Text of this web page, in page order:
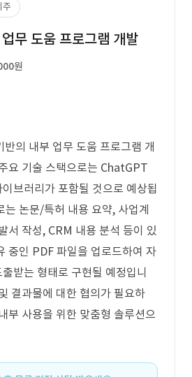
주
무 도움 프로그램 개발
원
의 내부 업무 도움 프로그램 개
요 기술 스택으로는 ChatGPT
브러리가 포함될 것으로 예상됩
는 논문/특허 내용 요약, 사업계
서 작성, CRM 내용 분석 등이 있
중인 PDF 파일을 업로드하여 자
받는 형태로 구현될 예정입니
결과물에 대한 협의가 필요하
부 사용을 위한 맞춤형 솔루션으